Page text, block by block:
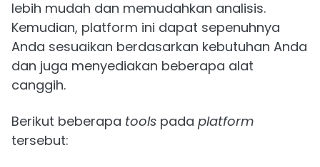
lebih mudah dan memudahkan analisis.
Kemudian, platform ini dapat sepenuhnya
Anda sesuaikan berdasarkan kebutuhan Anda
dan juga menyediakan beberapa alat
canggih.
Berikut beberapa tools pada platform
tersebut: